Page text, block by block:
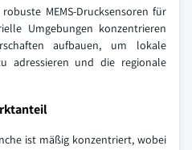
MEMS-Drucksensoren für
Umgebungen konzentrieren
aufbauen, um lokale
adressieren und die regionale
ist mäßig konzentriert, wobei